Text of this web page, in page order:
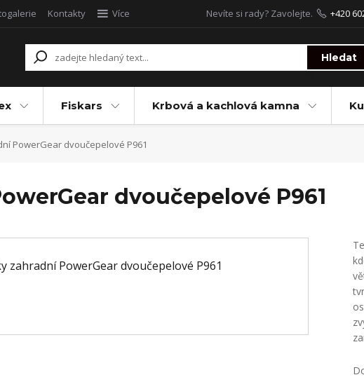
Kontakty Více
Hledat
Nevíte si rady? Zavolejte. +420
Fiskars Krbová a kachlová kamna
PowerGear dvoučepelové P961
dvoučepelové P961